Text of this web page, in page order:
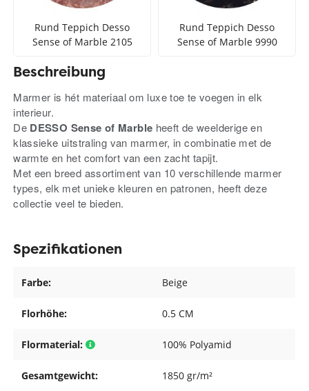
Rund Teppich Desso
Sense of Marble 2105
Rund Teppich Desso
Sense of Marble 9990
Beschreibung
Marmer is hét materiaal om luxe toe te voegen in elk
interieur.
De DESSO Sense of Marble heeft de weelderige en
klassieke uitstraling van marmer, in combinatie met de
warmte en het comfort van een zacht tapijt.
Met een breed assortiment van 10 verschillende marmer
types, elk met unieke kleuren en patronen, heeft deze
collectie veel te bieden.
Spezifikationen
Farbe: Beige
Florhöhe: 0.5 CM
Flormaterial: 100% Polyamid
Gesamtgewicht: 1850 gr/m²